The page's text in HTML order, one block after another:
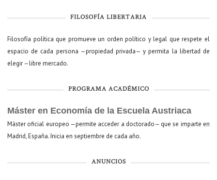
FILOSOFÍA LIBERTARIA
Filosofía política que promueve un orden político y legal que respete el
espacio de cada persona —propiedad privada— y permita la libertad de
elegir —libre mercado.
PROGRAMA ACADÉMICO
Máster en Economía de la Escuela Austriaca
Máster oficial europeo —permite acceder a doctorado— que se imparte en
Madrid, España. Inicia en septiembre de cada año.
ANUNCIOS